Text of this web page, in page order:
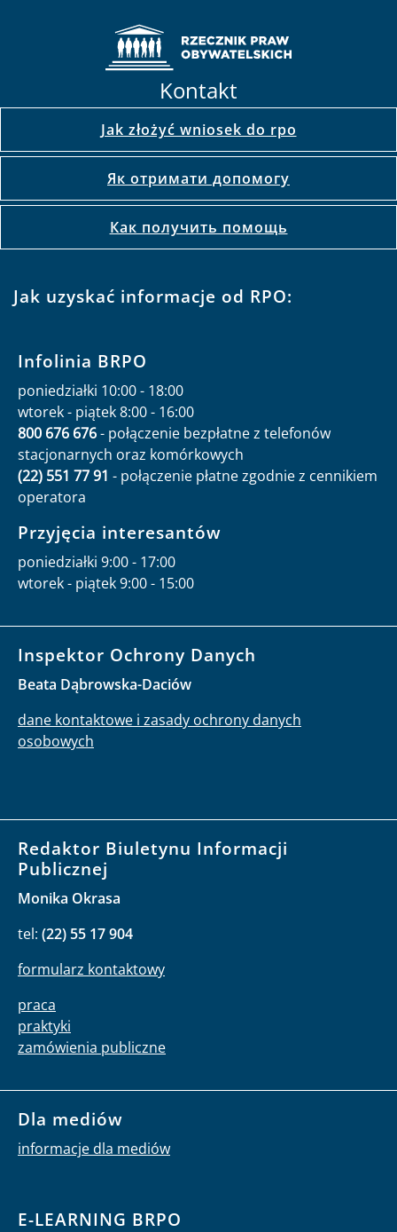
Kontakt
Jak złożyć wniosek do rpo
Як отримати допомогу
Как получить помощь
Jak uzyskać informacje od RPO:
Infolinia BRPO
poniedziałki 10:00 - 18:00
wtorek - piątek 8:00 - 16:00
800 676 676- połączenie bezpłatne z telefonów
stacjonarnych oraz komórkowych
(22) 551 77 91 - połączenie płatne zgodnie z cennikiem
operatora
Przyjęcia interesantów
poniedziałki 9:00 - 17:00
wtorek - piątek 9:00 - 15:00
Inspektor Ochrony Danych
Beata Dąbrowska-Daciów
dane kontaktowe i zasady ochrony danych
osobowych
Redaktor Biuletynu Informacji
Publicznej
Monika Okrasa
tel: (22) 55 17 904
formularz kontaktowy
praca
praktyki
zamówienia publiczne
Dla mediów
informacje dla mediów
E-LEARNING BRPO